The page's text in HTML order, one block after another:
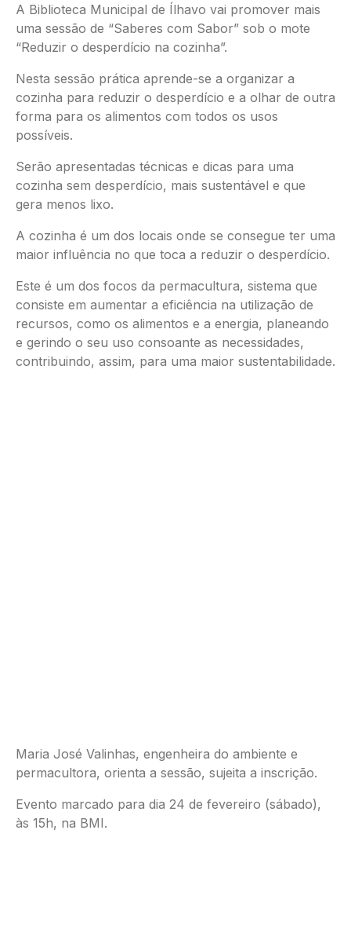
A Biblioteca Municipal de Ílhavo vai promover mais
uma sessão de “Saberes com Sabor” sob o mote
“Reduzir o desperdício na cozinha”.
Nesta sessão prática aprende-se a organizar a
cozinha para reduzir o desperdício e a olhar de outra
forma para os alimentos com todos os usos
possíveis.
Serão apresentadas técnicas e dicas para uma
cozinha sem desperdício, mais sustentável e que
gera menos lixo.
A cozinha é um dos locais onde se consegue ter uma
maior influência no que toca a reduzir o desperdício.
Este é um dos focos da permacultura, sistema que
consiste em aumentar a eficiência na utilização de
recursos, como os alimentos e a energia, planeando
e gerindo o seu uso consoante as necessidades,
contribuindo, assim, para uma maior sustentabilidade.
Maria José Valinhas, engenheira do ambiente e
permacultora, orienta a sessão, sujeita a inscrição.
Evento marcado para dia 24 de fevereiro (sábado),
às 15h, na BMI.